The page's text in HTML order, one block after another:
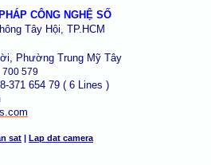
CÔNG NGHỆ SỐ
Tây Hội, TP.HCM
Phường Trung Mỹ Tây
579
654 79 ( 6 Lines )
.com
sat | Lap dat camera